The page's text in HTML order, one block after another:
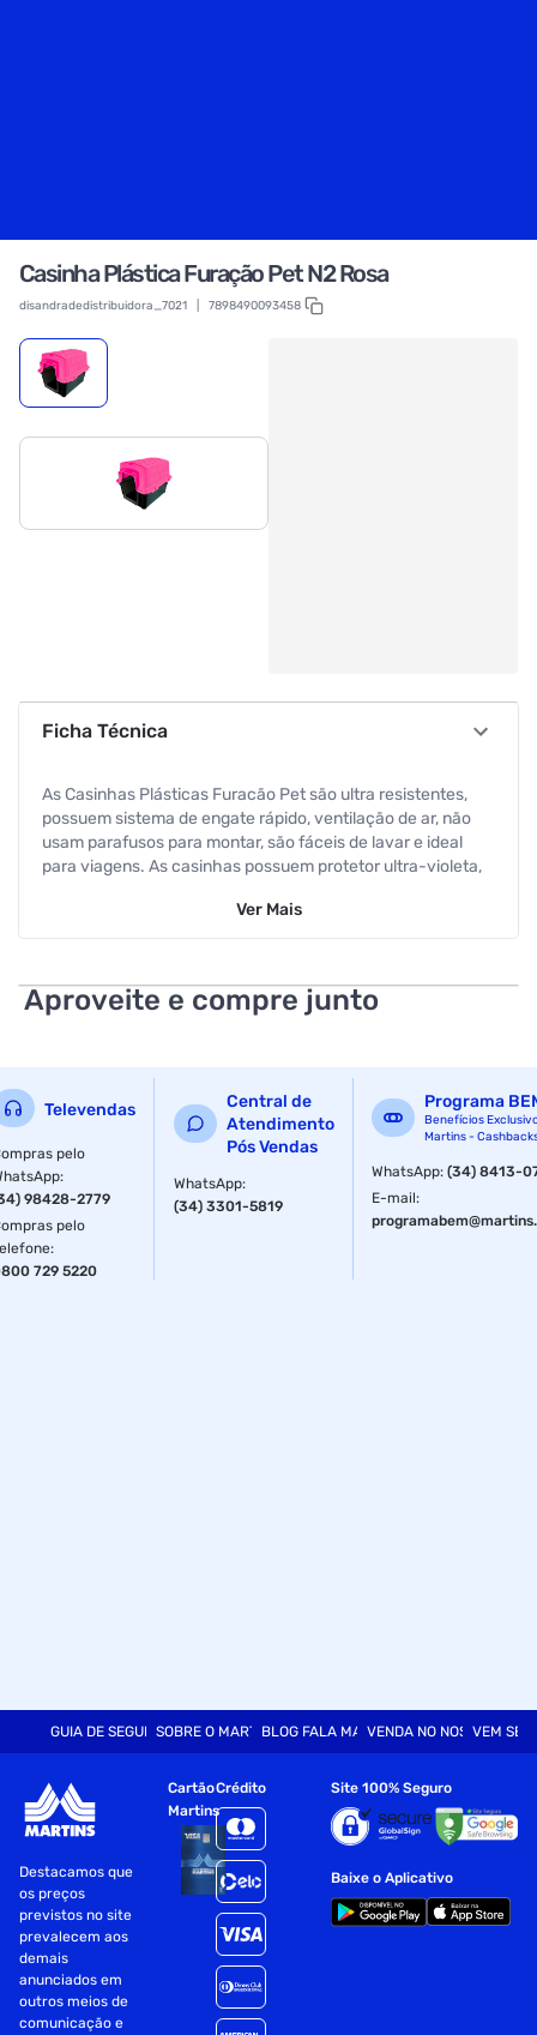
Casinha Plástica Furação Pet N2 Rosa
disandradedistribuidora_7021 7898490093458
Ficha Técnica
As Casinhas Plásticas Furacão Pet são ultra resistentes,
possuem sistema de engate rápido, ventilação de ar, não
usam parafusos para montar, são fáceis de lavar e ideal
para viagens. As casinhas possuem protetor ultra-violeta,
seu cão dos raios solares. E o melhor! casinha 2 em 1: vira
Dimensões: 52,0 x 41,0 x 40,0cm Peso Líquido: 2190 g
Peso Bruto: 2190 g
Material PET
Tamanho
Ver Mais
Aproveite e compre junto
Televendas
pelo
:
98428-2779
pelo
:
729 5220
Central de
Atendimento
Pós Vendas
WhatsApp:
(34) 3301-5819
Programa
Benefícios
Martins -
WhatsApp:(34) 8413-
E-mail:
GUIA DE SEGURANÇASOBRE O MARTINSBLOG FALA MARTVENDA NO NOSSO SITE
VEM SER
Destacamos que
os preços
previstos no site
prevalecem aos
demais
anunciados em
outros meios de
comunicação e
Cartão
Martins
Crédito Site 100% Seguro
Baixe o Aplicativo